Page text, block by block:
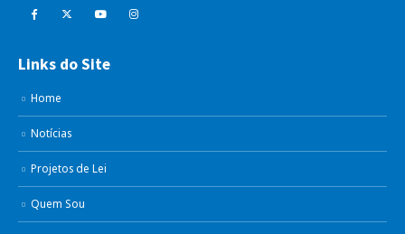
Links do Site
Home
Notícias
Projetos de Lei
Quem Sou